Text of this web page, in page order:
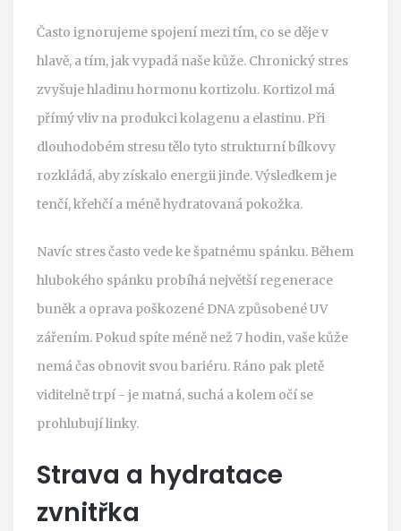
Často ignorujeme spojení mezi tím, co se děje v
hlavě, a tím, jak vypadá naše kůže. Chronický stres
zvyšuje hladinu hormonu kortizolu. Kortizol má
přímý vliv na produkci kolagenu a elastinu. Při
dlouhodobém stresu tělo tyto strukturní bílkovy
rozkládá, aby získalo energii jinde. Výsledkem je
tenčí, křehčí a méně hydratovaná pokožka.
Navíc stres často vede ke špatnému spánku. Během
hlubokého spánku probíhá největší regenerace
buněk a oprava poškozené DNA způsobené UV
zářením. Pokud spíte méně než 7 hodin, vaše kůže
nemá čas obnovit svou bariéru. Ráno pak pletě
viditelně trpí - je matná, suchá a kolem očí se
prohlubují linky.
Strava a hydratace
zvnitřka